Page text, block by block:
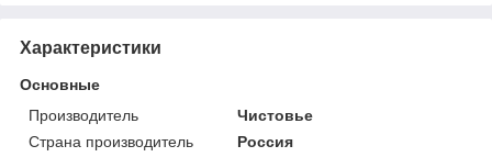
Характеристики
Основные
Производитель
Чистовье
Страна производитель
Россия